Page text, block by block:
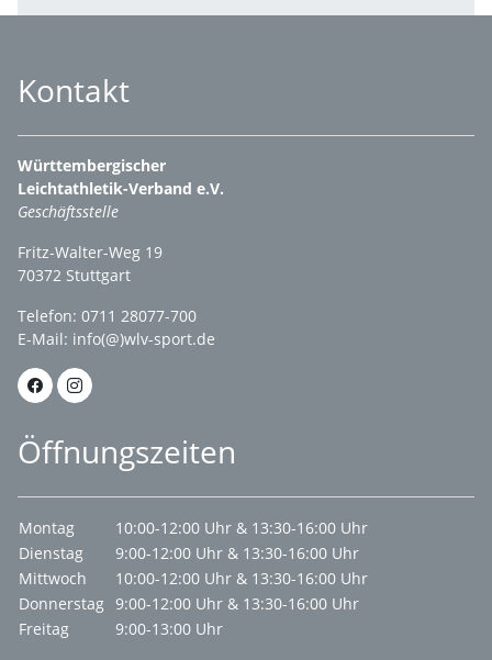
Kontakt
Württembergischer
Leichtathletik-Verband e.V.
Geschäftsstelle
Fritz-Walter-Weg 19
70372 Stuttgart
Telefon: 0711 28077-700
E-Mail: info(@)wlv-sport.de
Öffnungszeiten
Montag
10:00-12:00 Uhr & 13:30-16:00 Uhr
Dienstag
9:00-12:00 Uhr & 13:30-16:00 Uhr
Mittwoch
10:00-12:00 Uhr & 13:30-16:00 Uhr
Donnerstag 9:00-12:00 Uhr & 13:30-16:00 Uhr
Freitag
9:00-13:00 Uhr